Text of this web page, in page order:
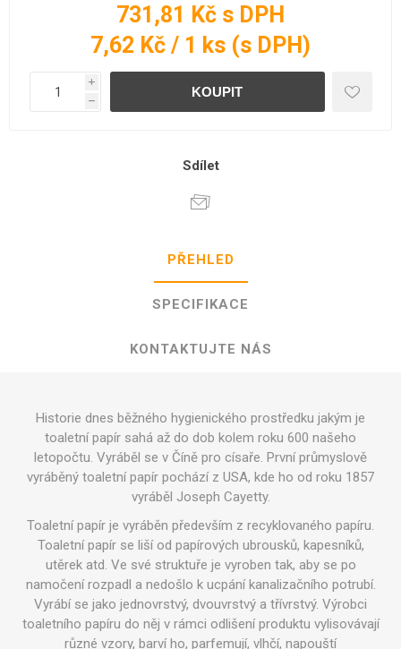
731,81 Kč s DPH
7,62 Kč / 1 ks (s DPH)
i
h
Sdílet
PŘEHLED
SPECIFIKACE
KONTAKTUJTE NÁS
Historie dnes běžného hygienického prostředku jakým je
toaletní papír sahá až do dob kolem roku 600 našeho
letopočtu. Vyráběl se v Číně pro císaře. První průmyslově
vyráběný toaletní papír pochází z USA, kde ho od roku 1857
vyráběl Joseph Cayetty.
Toaletní papír je vyráběn především z recyklovaného papíru.
Toaletní papír se liší od papírových ubrousků, kapesníků,
utěrek atd. Ve své struktuře je vyroben tak, aby se po
namočení rozpadl a nedošlo k ucpání kanalizačního potrubí.
Vyrábí se jako jednovrstvý, dvouvrstvý a třívrstvý. Výrobci
toaletního papíru do něj v rámci odlišení produktu vylisovávají
různé vzory, barví ho, parfemují, vlhčí, napouští